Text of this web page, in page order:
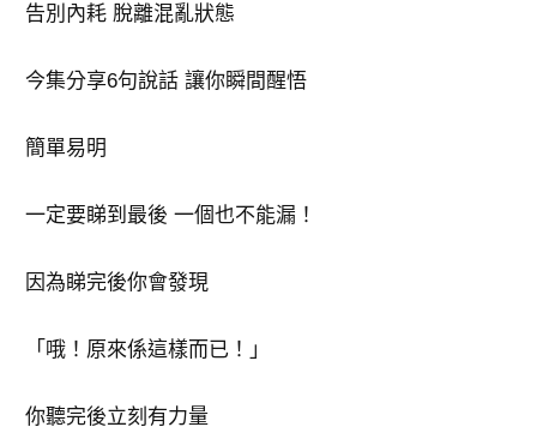
告別內耗 脫離混亂狀態
今集分享6句說話 讓你瞬間醒悟
簡單易明
一定要睇到最後 一個也不能漏！
因為睇完後你會發現
「哦！原來係這樣而已！」
你聽完後立刻有力量